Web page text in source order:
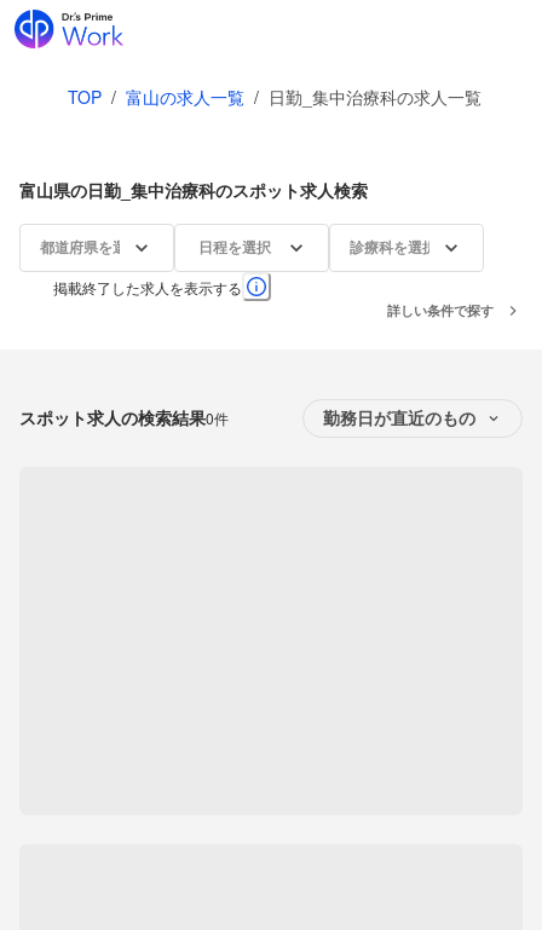
TOP / 富山の求人一覧 / 日勤_集中治療科の求人一覧
富山県の日勤_集中治療科のスポット求人検索
都道府県を選択 日程を選択 診療科を選択
掲載終了した求人を表示する
詳しい条件で探す
スポット求人の検索結果0件 勤務日が直近のもの